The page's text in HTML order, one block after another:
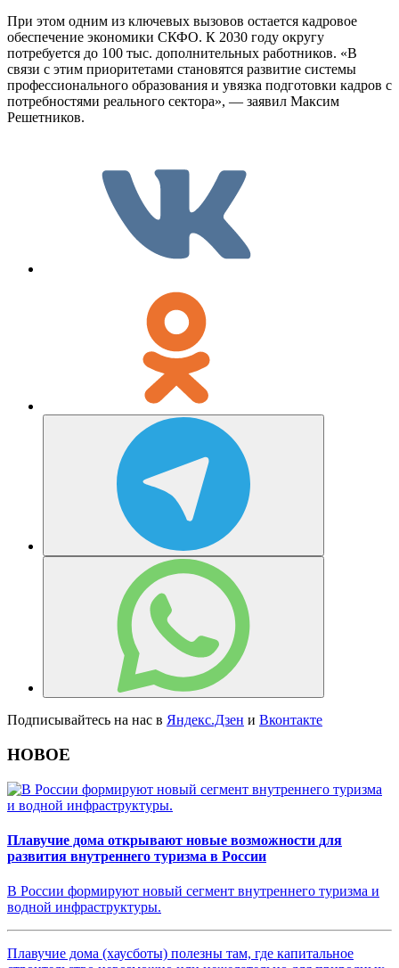
При этом одним из ключевых вызовов остается кадровое
обеспечение экономики СКФО. К 2030 году округу
потребуется до 100 тыс. дополнительных работников. «В
связи с этим приоритетами становятся развитие системы
профессионального образования и увязка подготовки кадров с
потребностями реального сектора», — заявил Максим
Решетников.
Подписывайтесь на нас в Яндекс.Дзен и Вконтакте
НОВОЕ
Плавучие дома открывают новые возможности для
развития внутреннего туризма в России
В России формируют новый сегмент внутреннего туризма и
водной инфраструктуры.
Плавучие дома (хаусботы) полезны там, где капитальное